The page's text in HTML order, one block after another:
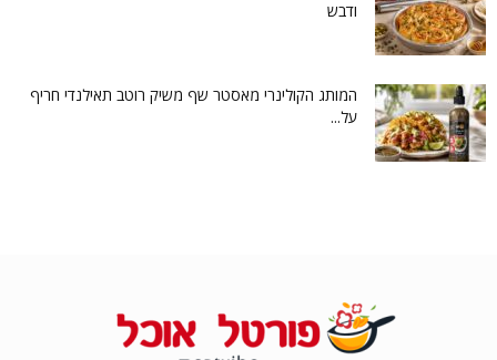
ודבש
המותג הקולינרי מאסטר שף משיק רוטב תאילנדי חריף
על...